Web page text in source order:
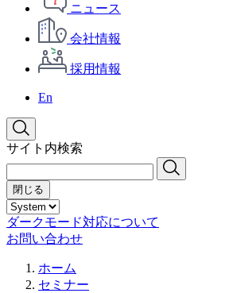
ニュース
会社情報
採用情報
En
サイト内検索
閉じる
ダークモード対応について
お問い合わせ
ホーム
セミナー